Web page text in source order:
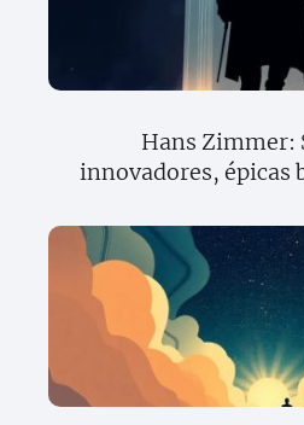
Hans Zimmer:
innovadores, épicas